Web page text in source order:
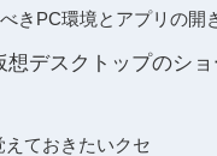
きPC環境とアプリの開
デスクトップのシ
ておきたいクセ